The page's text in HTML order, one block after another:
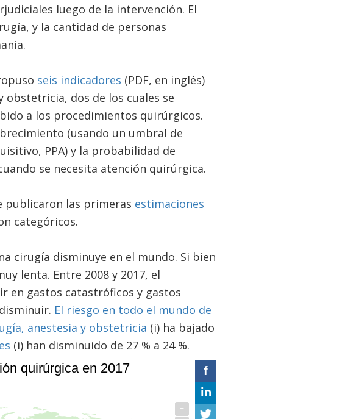
luego de la intervención. El
y la cantidad de personas
seis indicadores (PDF, en inglés)
obstetricia, dos de los cuales se
a los procedimientos quirúrgicos.
(usando un umbral de
PPA) y la probabilidad de
se necesita atención quirúrgica.
publicaron las primeras estimaciones
categóricos.
cirugía disminuye en el mundo. Si bien
lenta. Entre 2008 y 2017, el
en gastos catastróficos y gastos
El riesgo en todo el mundo de
anestesia y obstetricia (i) ha bajado
(i) han disminuido de 27 % a 24 %.